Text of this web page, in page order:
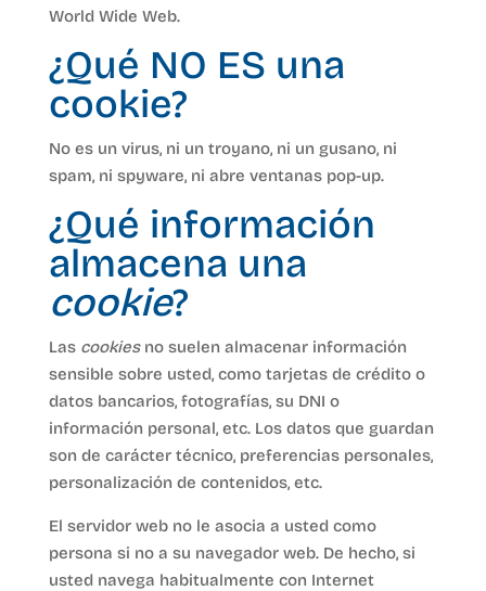
World Wide Web.
¿Qué NO ES una
cookie?
No es un virus, ni un troyano, ni un gusano, ni
spam, ni spyware, ni abre ventanas pop-up.
¿Qué información
almacena una
cookie?
Las cookiesno suelen almacenar información
sensible sobre usted, como tarjetas de crédito o
datos bancarios, fotografías, su DNI o
información personal, etc. Los datos que guardan
son de carácter técnico, preferencias personales,
personalización de contenidos, etc.
El servidor web no le asocia a usted como
persona si no a su navegador web. De hecho, si
usted navega habitualmente con Internet